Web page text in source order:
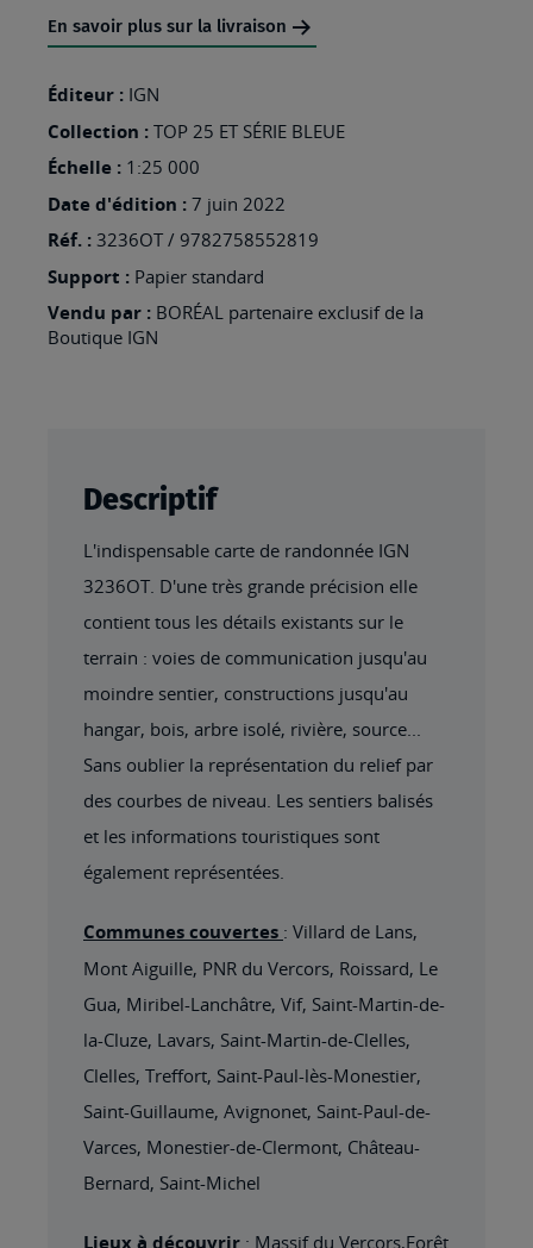
LANS
En savoir plus sur la livraison
Éditeur : IGN
Collection : TOP 25 ET SÉRIE BLEUE
Échelle : 1:25 000
Date d'édition : 7 juin 2022
Réf. : 3236OT / 9782758552819
Support : Papier standard
Vendu par : BORÉAL partenaire exclusif de la
Boutique IGN
Descriptif
L'indispensable carte de randonnée IGN
3236OT. D'une très grande précision elle
contient tous les détails existants sur le
terrain : voies de communication jusqu'au
moindre sentier, constructions jusqu'au
hangar, bois, arbre isolé, rivière, source...
Sans oublier la représentation du relief par
des courbes de niveau. Les sentiers balisés
et les informations touristiques sont
également représentées.
Communes couvertes : Villard de Lans,
Mont Aiguille, PNR du Vercors, Roissard, Le
Gua, Miribel-Lanchâtre, Vif, Saint-Martin-de-
la-Cluze, Lavars, Saint-Martin-de-Clelles,
Clelles, Treffort, Saint-Paul-lès-Monestier,
Saint-Guillaume, Avignonet, Saint-Paul-de-
Varces, Monestier-de-Clermont, Château-
Bernard, Saint-Michel
Lieux à découvrir : Massif du Vercors,Forêt